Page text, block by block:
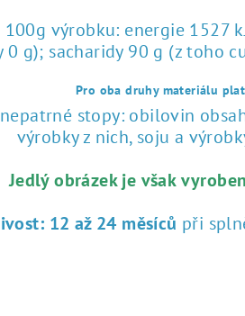
výrobku: energie 1527
0 g); sacharidy 90 g (z toho
Pro oba druhy materiálu
stopy: obilovin
výrobky z nich, soju a
Jedlý obrázek je však
12 až 24 měsíců při